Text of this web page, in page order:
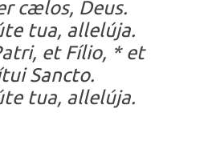
cælos, Deus.
tua, allelúja.
et Fílio, * et
Sancto.
tua, allelúja.